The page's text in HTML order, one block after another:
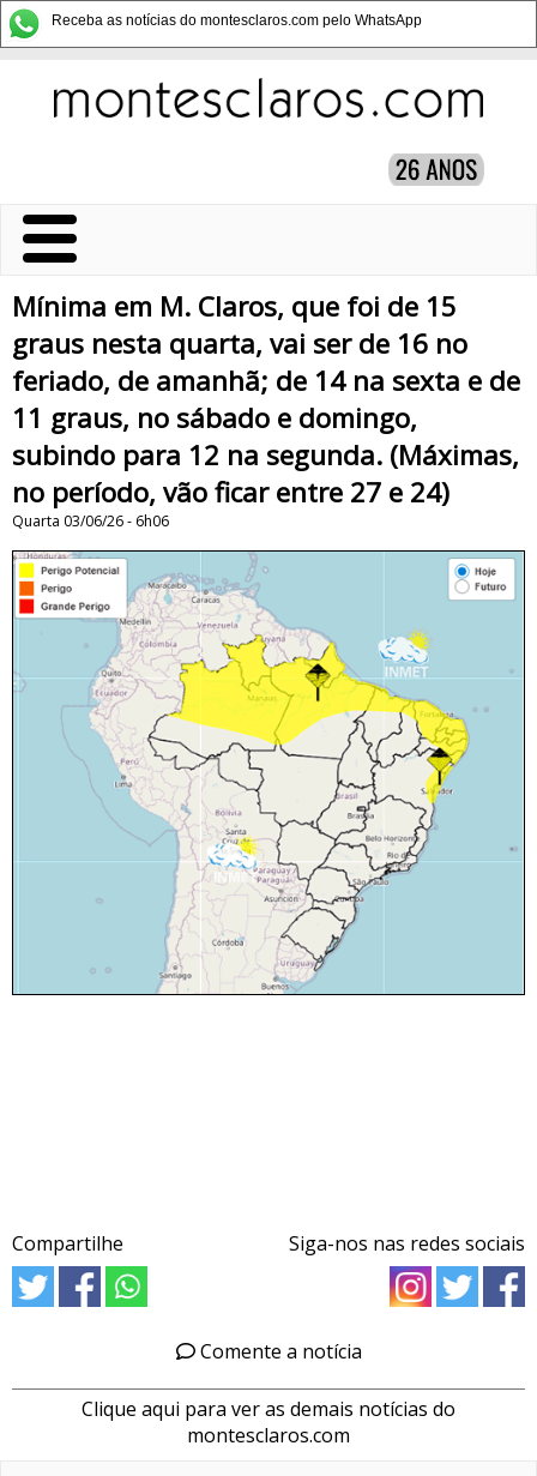
Receba as notícias do montesclaros.com pelo WhatsApp
Mínima em M. Claros, que foi de 15
graus nesta quarta, vai ser de 16 no
feriado, de amanhã; de 14 na sexta e de
11 graus, no sábado e domingo,
subindo para 12 na segunda. (Máximas,
no período, vão ficar entre 27 e 24)
Quarta 03/06/26 - 6h06
Compartilhe Siga-nos nas redes sociais
Comente a notícia
Clique aqui para ver as demais notícias do
montesclaros.com